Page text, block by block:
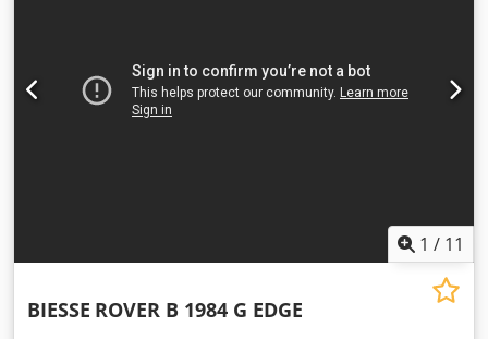
1 / 11
BIESSE ROVER B 1984 G EDGE